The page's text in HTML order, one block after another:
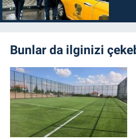
Bunlar da ilginizi